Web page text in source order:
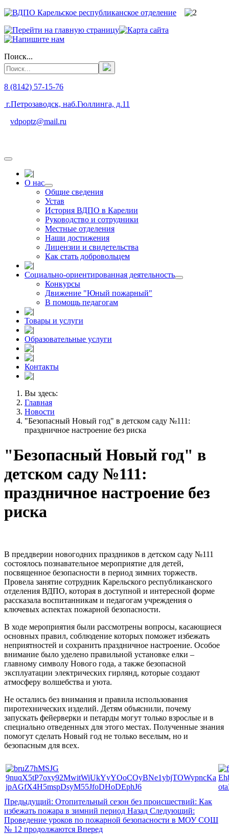
Поиск...
8 (8142) 57-15-76
г.Петрозаводск, наб.Гюллинга, д.11
vdpoptz@mail.ru
О нас
Общие сведения
Устав
История ВДПО в Карелии
Руководство и сотрудники
Местные отделения
Наши достижения
Лицензии и свидетельства
Как стать добровольцем
Социально-ориентированная деятельность
Конкурсы
Движение "Юный пожарный"
В помощь педагогам
Товары и услуги
Образовательные услуги
Контакты
Вы здесь:
Главная
Новости
"Безопасный Новый год" в детском саду №111:
праздничное настроение без риска
"Безопасный Новый год" в
детском саду №111:
праздничное настроение без
риска
В преддверии новогодних праздников в детском саду №111
состоялось познавательное мероприятие для детей,
посвященное безопасности в период зимних торжеств.
Провела занятие сотрудник Карельского республиканского
отделения ВДПО, которая в доступной и интересной форме
рассказала воспитанникам и педагогам учреждения о
ключевых аспектах пожарной безопасности.
В ходе мероприятия были рассмотрены вопросы, касающиеся
основных правил, соблюдение которых поможет избежать
неприятностей и сохранить праздничное настроение. Особое
внимание было уделено правильной установке елки –
главному символу Нового года, а также безопасной
эксплуатации электрических гирлянд, которые создают
атмосферу волшебства и уюта.
Не остались без внимания и правила использования
пиротехнических изделий. Детям объяснили, почему
запускать фейерверки и петарды могут только взрослые и в
специально отведенных для этого местах. Полученные знания
помогут сделать Новый год не только веселым, но и
безопасным для всех.
Предыдущий: Отопительный сезон без происшествий: Как
избежать пожара в зимний период Назад Следующий:
Проведение уроков по пожарной безопасности в МОУ СОШ
№ 12 продолжаются Вперед